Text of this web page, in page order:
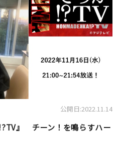
公開日:2022.11.14
』 チーン！を鳴らすハー